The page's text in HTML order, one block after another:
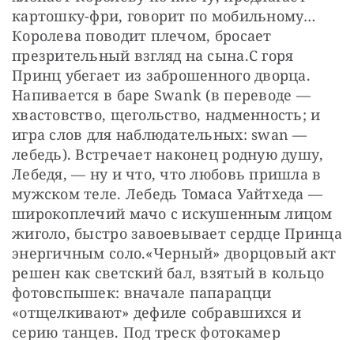
картошку-фри, говорит по мобильному…
Королева поводит плечом, бросает
презрительный взгляд на сына.С горя
Принц убегает из заброшенного дворца.
Напивается в баре Swank (в переводе —
хвастовство, щегольство, надменность; и
игра слов для наблюдательных: swan —
лебедь). Встречает наконец родную душу,
Лебедя, — ну и что, что любовь пришла в
мужском теле. Лебедь Томаса Уайтхеда —
широкоплечий мачо с искушенным лицом
жиголо, быстро завоевывает сердце Принца
энергичным соло.«Черный» дворцовый акт
решен как светский бал, взятый в кольцо
фотовспышек: вначале папарацци
«отщелкивают» дефиле собравшихся и
серию танцев. Под треск фотокамер